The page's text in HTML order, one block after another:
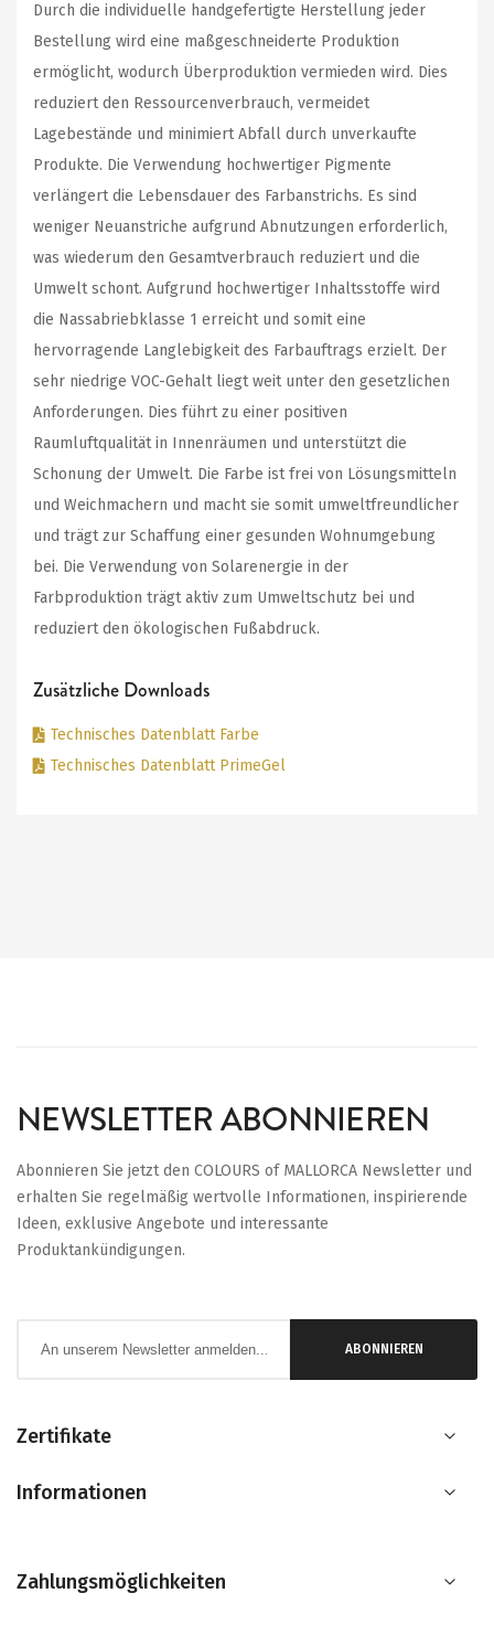
Durch die individuelle handgefertigte Herstellung jeder
Bestellung wird eine maßgeschneiderte Produktion
ermöglicht, wodurch Überproduktion vermieden wird. Dies
reduziert den Ressourcenverbrauch, vermeidet
Lagebestände und minimiert Abfall durch unverkaufte
Produkte. Die Verwendung hochwertiger Pigmente
verlängert die Lebensdauer des Farbanstrichs. Es sind
weniger Neuanstriche aufgrund Abnutzungen erforderlich,
was wiederum den Gesamtverbrauch reduziert und die
Umwelt schont. Aufgrund hochwertiger Inhaltsstoffe wird
die Nassabriebklasse 1 erreicht und somit eine
hervorragende Langlebigkeit des Farbauftrags erzielt. Der
sehr niedrige VOC-Gehalt liegt weit unter den gesetzlichen
Anforderungen. Dies führt zu einer positiven
Raumluftqualität in Innenräumen und unterstützt die
Schonung der Umwelt. Die Farbe ist frei von Lösungsmitteln
und Weichmachern und macht sie somit umweltfreundlicher
und trägt zur Schaffung einer gesunden Wohnumgebung
bei. Die Verwendung von Solarenergie in der
Farbproduktion trägt aktiv zum Umweltschutz bei und
reduziert den ökologischen Fußabdruck.
Zusätzliche Downloads
Technisches Datenblatt Farbe
Technisches Datenblatt PrimeGel
NEWSLETTER ABONNIEREN
Abonnieren Sie jetzt den COLOURS of MALLORCA Newsletter und
erhalten Sie regelmäßig wertvolle Informationen, inspirierende
Ideen, exklusive Angebote und interessante
Produktankündigungen.
ABONNIEREN
Zertifikate
Informationen
Zahlungsmöglichkeiten